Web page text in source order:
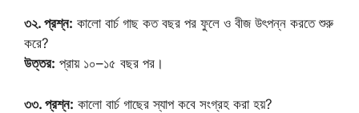
৩২. প্রশ্ন: কালো বার্চ গাছ কত বছর পর ফুলে ও বীজ উৎপন্ন করতে শুরু
করে?
উত্তর: প্রায় ১০–১৫ বছর পর।
৩৩. প্রশ্ন: কালো বার্চ গাছের স্যাপ কবে সংগ্রহ করা হয়?